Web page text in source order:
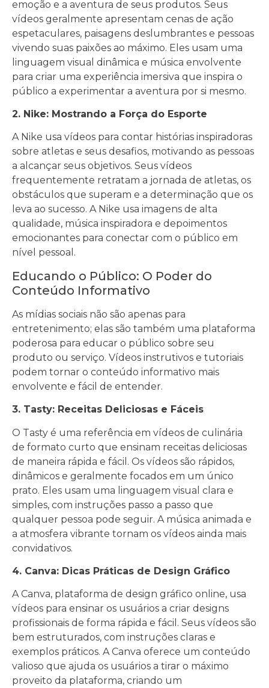
emoção e a aventura de seus produtos. Seus
vídeos geralmente apresentam cenas de ação
espetaculares, paisagens deslumbrantes e pessoas
vivendo suas paixões ao máximo. Eles usam uma
linguagem visual dinâmica e música envolvente
para criar uma experiência imersiva que inspira o
público a experimentar a aventura por si mesmo.
2. Nike: Mostrando a Força do Esporte
A Nike usa vídeos para contar histórias inspiradoras
sobre atletas e seus desafios, motivando as pessoas
a alcançar seus objetivos. Seus vídeos
frequentemente retratam a jornada de atletas, os
obstáculos que superam e a determinação que os
leva ao sucesso. A Nike usa imagens de alta
qualidade, música inspiradora e depoimentos
emocionantes para conectar com o público em
nível pessoal.
Educando o Público: O Poder do
Conteúdo Informativo
As mídias sociais não são apenas para
entretenimento; elas são também uma plataforma
poderosa para educar o público sobre seu
produto ou serviço. Vídeos instrutivos e tutoriais
podem tornar o conteúdo informativo mais
envolvente e fácil de entender.
3. Tasty: Receitas Deliciosas e Fáceis
O Tasty é uma referência em vídeos de culinária
de formato curto que ensinam receitas deliciosas
de maneira rápida e fácil. Os vídeos são rápidos,
dinâmicos e geralmente focados em um único
prato. Eles usam uma linguagem visual clara e
simples, com instruções passo a passo que
qualquer pessoa pode seguir. A música animada e
a atmosfera vibrante tornam os vídeos ainda mais
convidativos.
4. Canva: Dicas Práticas de Design Gráfico
A Canva, plataforma de design gráfico online, usa
vídeos para ensinar os usuários a criar designs
profissionais de forma rápida e fácil. Seus vídeos são
bem estruturados, com instruções claras e
exemplos práticos. A Canva oferece um conteúdo
valioso que ajuda os usuários a tirar o máximo
proveito da plataforma, criando um